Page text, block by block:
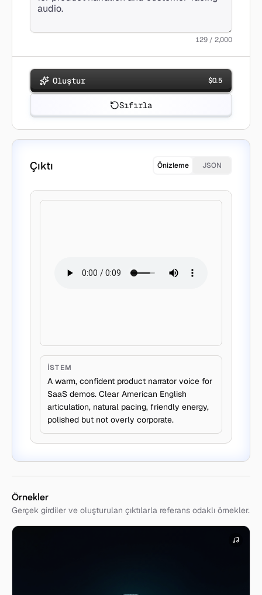
129 / 2,000
Oluştur $0.5
Sıfırla
Çıktı Önizleme JSON
İSTEM
A warm, confident product narrator voice for
SaaS demos. Clear American English
articulation, natural pacing, friendly energy,
polished but not overly corporate.
Örnekler
Gerçek girdiler ve oluşturulan çıktılarla referans odaklı örnekler.